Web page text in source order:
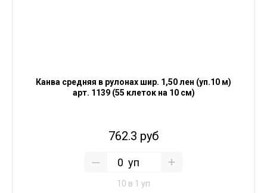
Канва средняя в рулонах шир. 1,50 лен (уп.10 м)
арт. 1139 (55 клеток на 10 см)
762.3 руб
уп
10 в 1 уп